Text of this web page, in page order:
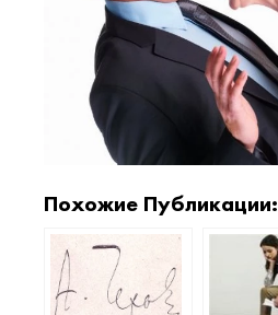
Похожие Публикации: